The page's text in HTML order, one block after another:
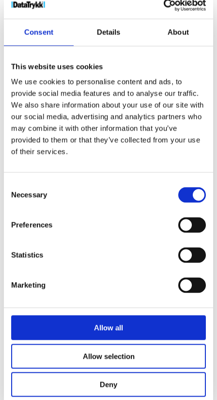
Consent Details About
This website uses cookies
We use cookies to personalise content and ads, to
provide social media features and to analyse our traffic.
We also share information about your use of our site with
our social media, advertising and analytics partners who
may combine it with other information that you’ve
provided to them or that they’ve collected from your use
of their services.
Selection
Necessary
Preferences
Statistics
Marketing
Allow all
Allow selection
Deny
Duke kobber vakuum isolert termoflaske
172kr
Velg alternativ
Grom aluminium sportsflaske
76kr
Velg alternativ